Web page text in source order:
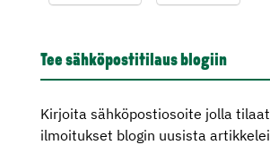
Tee sähköpostitilaus blogiin
Kirjoita sähköpostiosoite jolla
ilmoitukset blogin uusista